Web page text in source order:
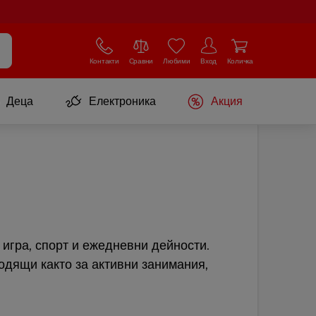
Контакти Сравни Любими Вход Количка
Деца Електроника Акция
спорт и ежедневни дейности.
както за активни занимания,